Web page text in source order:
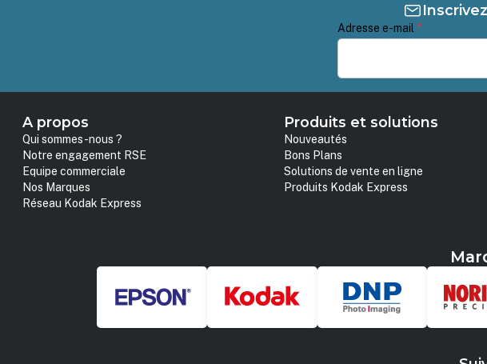
Adresse e-mail *
A propos
Qui sommes-nous ?
Notre engagement RSE
Equipe commerciale
Nos Marques
Réseau Kodak Express
Produits et solutions
Nouveautés
Bons Plans
Solutions de vente en ligne
Produits Kodak Express